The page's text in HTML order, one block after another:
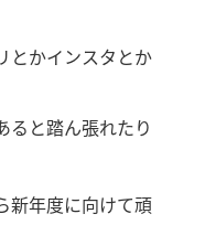
とかインスタとか
ると踏ん張れたり
新年度に向けて頑